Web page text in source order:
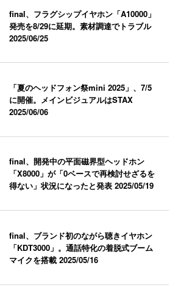
final、フラグシップイヤホン「A10000」
発売を8/29に延期。素材調達でトラブル
2025/06/25
「夏のヘッドフォン祭mini 2025」、7/5
に開催。メインビジュアルはSTAX
2025/06/06
final、開発中の平面磁界型ヘッドホン
「X8000」が「0ベースで再検討せざるを
得ない」状況になったと発表2025/05/19
final、ブランド初のながら聴きイヤホン
「KDT3000」。通話特化の着脱式ブーム
マイクを搭載2025/05/16